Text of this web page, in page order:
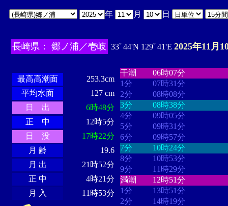
年 月 日
長崎県： 郷ノ浦／壱岐 33ﾟ44'N 129ﾟ41'E 2025年11月
最高高潮面
253.3cm
平均水面
127 cm
日 出
6時48分
正 中
12時5分
日 没
17時22分
月 齢
19.6
月 出
21時52分
正 中
4時21分
月 入
11時53分
干潮
06時07分
1分
07時31分
2分
08時08分
3分
08時38分
4分
09時05分
5分
09時31分
6分
09時57分
7分
10時24分
8分
10時53分
9分
11時29分
満潮
12時51分
1分
13時51分
2分
14時19分